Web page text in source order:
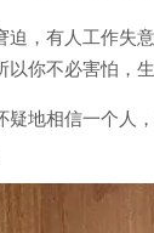
迫，有人工作失
你不必害怕，
疑地相信一个人